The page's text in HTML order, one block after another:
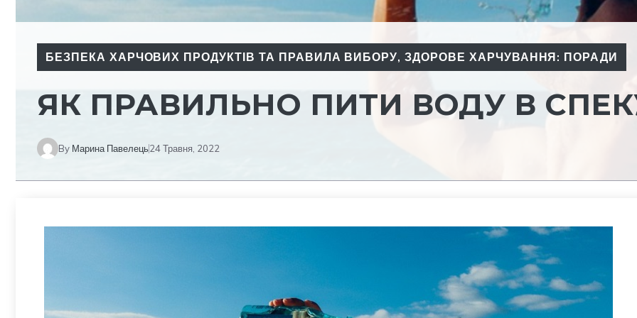
БЕЗПЕКА ХАРЧОВИХ ПРОДУКТІВ ТА ПРАВИЛА ВИБОРУ,ЗДОРОВЕ ХАРЧУВАННЯ: ПОРАДИ
ЯК ПРАВИЛЬНО ПИТИ ВОДУ В
By Марина Павелець24 Травня, 2022